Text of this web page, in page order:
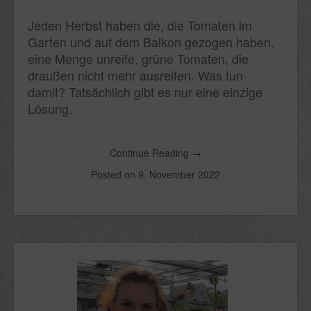
Jeden Herbst haben die, die Tomaten im
Garten und auf dem Balkon gezogen haben,
eine Menge unreife, grüne Tomaten, die
draußen nicht mehr ausreifen. Was tun
damit? Tatsächlich gibt es nur eine einzige
Lösung.
Continue Reading →
Posted on 9. November 2022